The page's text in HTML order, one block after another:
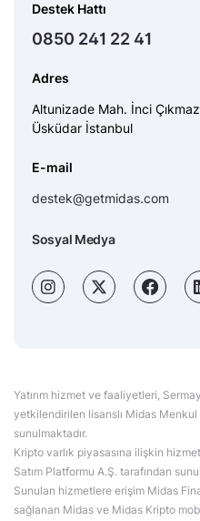
Destek Hattı
0850 241 22 41
Adres
Altunizade Mah. İnci
Üsküdar İstanbul
E-mail
destek@getmidas.com
Sosyal Medya
Yatırım hizmet ve faaliyetleri,
yetkilendirilen lisanslı Midas Menkul
sunulmaktadır.
Kripto varlık piyasasına ilişkin
Satım Platformu A.Ş. tarafından
Sunulan hizmetlere erişim Midas
sağlanan Midas ve Midas Kripto